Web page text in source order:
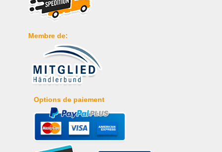
Membre de:
Options de paiement